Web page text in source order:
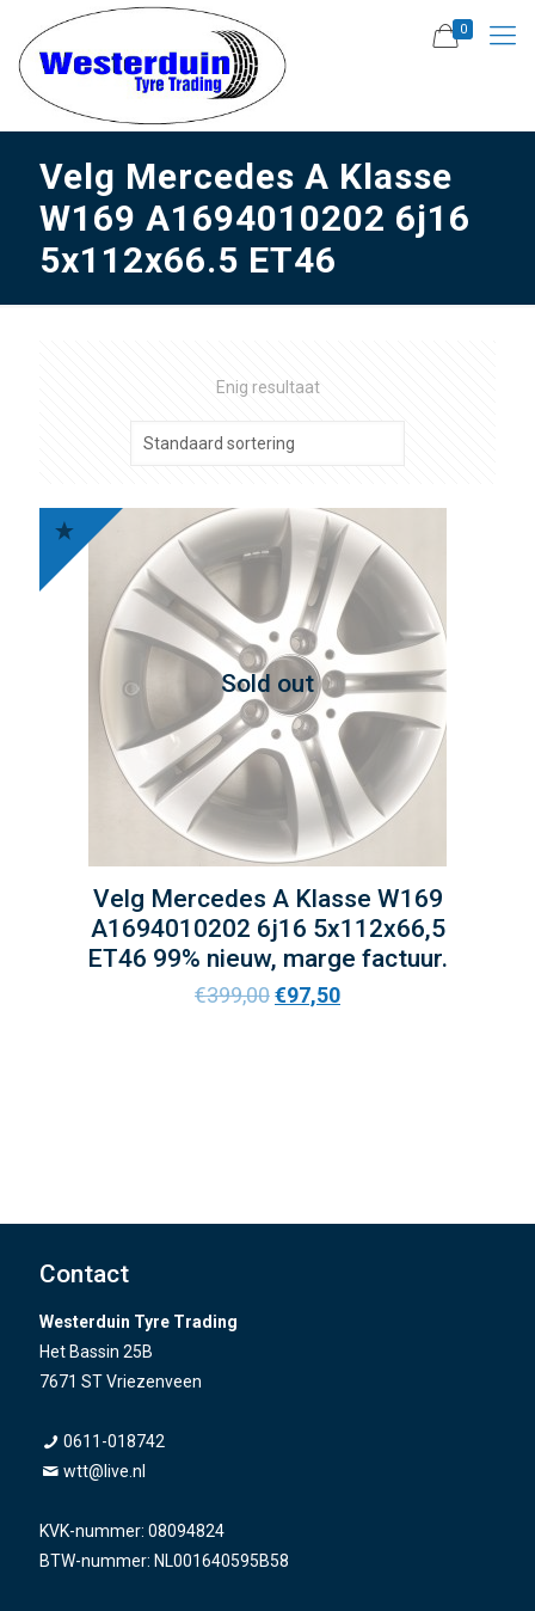
0
Velg Mercedes A Klasse
W169 A1694010202 6j16
5x112x66.5 ET46
Enig resultaat
Sold out
Velg Mercedes A Klasse W169
A1694010202 6j16 5x112x66,5
ET46 99% nieuw, marge factuur.
€399,00€97,50
Contact
Westerduin Tyre Trading
Het Bassin 25B
7671 ST Vriezenveen
0611-018742
wtt@live.nl
KVK-nummer: 08094824
BTW-nummer: NL001640595B58